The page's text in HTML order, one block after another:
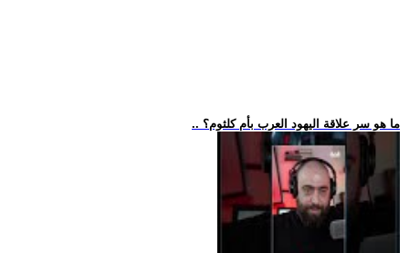
.. ما هو سر علاقة اليهود العرب بأم كلثوم؟